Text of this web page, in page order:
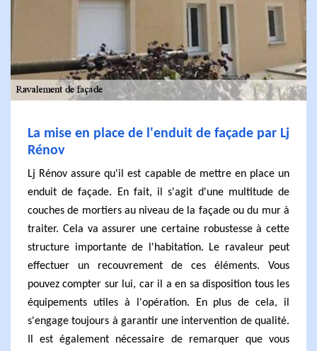
La mise en place de l'enduit de façade par Lj
Rénov
Lj Rénov assure qu'il est capable de mettre en place un
enduit de façade. En fait, il s'agit d'une multitude de
couches de mortiers au niveau de la façade ou du mur à
traiter. Cela va assurer une certaine robustesse à cette
structure importante de l'habitation. Le ravaleur peut
effectuer un recouvrement de ces éléments. Vous
pouvez compter sur lui, car il a en sa disposition tous les
équipements utiles à l'opération. En plus de cela, il
s'engage toujours à garantir une intervention de qualité.
Il est également nécessaire de remarquer que vous